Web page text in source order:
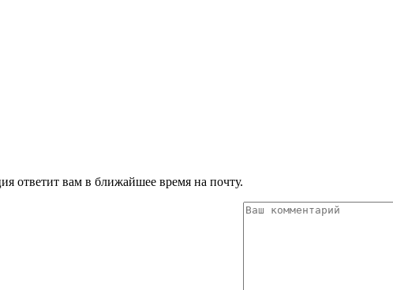
ответит вам в ближайшее время на почту.